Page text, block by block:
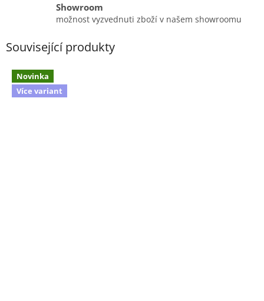
Showroom
možnost vyzvednuti zboží v našem showroomu
Související produkty
Novinka
Více variant